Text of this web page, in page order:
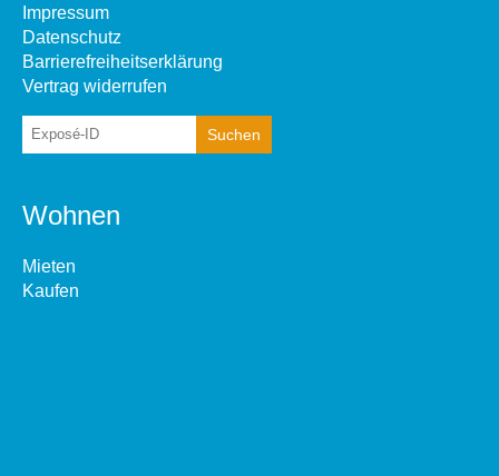
Impressum
Datenschutz
Barrierefreiheitserklärung
Vertrag widerrufen
Wohnen
Mieten
Kaufen